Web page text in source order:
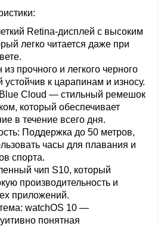
Retina-дисплей с высоким
легко читается даже при
прочного и легкого черного
к царапинам и износу.
Cloud — стильный ремешок
который обеспечивает
в течение всего дня.
Поддержка до 50 метров,
часы для плавания и
спорта.
чип S10, который
производительность и
приложений.
watchOS 10 —
понятная